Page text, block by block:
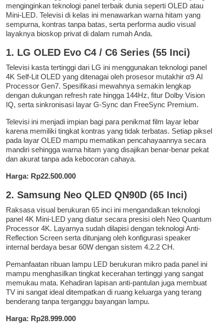
menginginkan teknologi panel terbaik dunia seperti OLED atau
Mini-LED. Televisi di kelas ini menawarkan warna hitam yang
sempurna, kontras tanpa batas, serta performa audio visual
layaknya bioskop privat di dalam rumah Anda.
1. LG OLED Evo C4 / C6 Series (55 Inci)
Televisi kasta tertinggi dari LG ini menggunakan teknologi panel
4K Self-Lit OLED yang ditenagai oleh prosesor mutakhir α9 AI
Processor Gen7. Spesifikasi mewahnya semakin lengkap
dengan dukungan refresh rate hingga 144Hz, fitur Dolby Vision
IQ, serta sinkronisasi layar G-Sync dan FreeSync Premium.
Televisi ini menjadi impian bagi para penikmat film layar lebar
karena memiliki tingkat kontras yang tidak terbatas. Setiap piksel
pada layar OLED mampu mematikan pencahayaannya secara
mandiri sehingga warna hitam yang disajikan benar-benar pekat
dan akurat tanpa ada kebocoran cahaya.
Harga: Rp22.500.000
2. Samsung Neo QLED QN90D (65 Inci)
Raksasa visual berukuran 65 inci ini mengandalkan teknologi
panel 4K Mini-LED yang diatur secara presisi oleh Neo Quantum
Processor 4K. Layarnya sudah dilapisi dengan teknologi Anti-
Reflection Screen serta ditunjang oleh konfigurasi speaker
internal berdaya besar 60W dengan sistem 4.2.2 CH.
Pemanfaatan ribuan lampu LED berukuran mikro pada panel ini
mampu menghasilkan tingkat kecerahan tertinggi yang sangat
memukau mata. Kehadiran lapisan anti-pantulan juga membuat
TV ini sangat ideal ditempatkan di ruang keluarga yang terang
benderang tanpa terganggu bayangan lampu.
Harga: Rp28.999.000